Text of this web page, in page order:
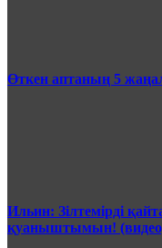
Өткен аптаның 5
Ильин: Зілтемірді
қуаныштымын!